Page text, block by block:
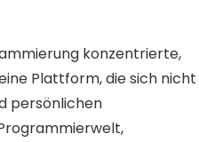
konzentrierte,
Plattform, die sich nicht
persönlichen